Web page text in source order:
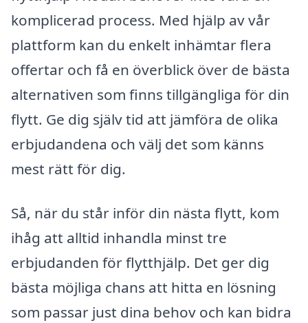
komplicerad process. Med hjälp av vår
plattform kan du enkelt inhämtar flera
offertar och få en överblick över de bästa
alternativen som finns tillgängliga för din
flytt. Ge dig själv tid att jämföra de olika
erbjudandena och välj det som känns
mest rätt för dig.
Så, när du står inför din nästa flytt, kom
ihåg att alltid inhandla minst tre
erbjudanden för flytthjälp. Det ger dig
bästa möjliga chans att hitta en lösning
som passar just dina behov och kan bidra